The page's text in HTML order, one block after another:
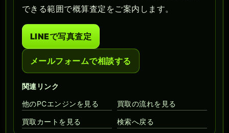
できる範囲で概算査定をご案内します。
LINEで写真査定
メールフォームで相談する
関連リンク
他のPCエンジンを見る
買取の流れを見る
買取カートを見る 検索へ戻る